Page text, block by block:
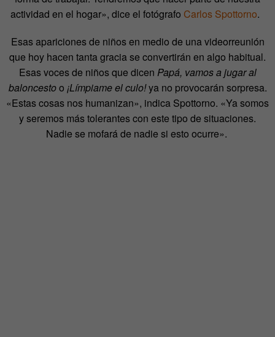
actividad en el hogar», dice el fotógrafo Carlos Spottorno.
Esas apariciones de niños en medio de una videorreunión
que hoy hacen tanta gracia se convertirán en algo habitual.
Esas voces de niños que dicen Papá, vamos a jugar al
baloncestoo ¡Límpiame el culo!ya no provocarán sorpresa.
«Estas cosas nos humanizan», indica Spottorno. «Ya somos
y seremos más tolerantes con este tipo de situaciones.
Nadie se mofará de nadie si esto ocurre».